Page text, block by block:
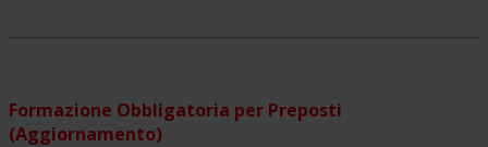
Formazione Obbligatoria per Preposti
(Aggiornamento)